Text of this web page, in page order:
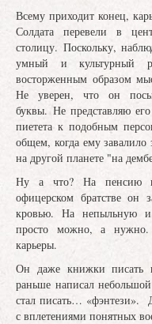
Всему приходит конец,
Солдата перевели в
столицу. Поскольку,
умный и культурный
восторженным образом
Не уверен, что он
буквы. Не представляю
пиетета к подобным
общем, когда ему завалило
на другой планете "на
Ну а что? На пенсию
офицерском братстве он
кровью. На непыльную и
просто можно, а
карьеры.
Он даже книжки писать
раньше написал
стал писать… «фэнтези».
с вплетениями понятных